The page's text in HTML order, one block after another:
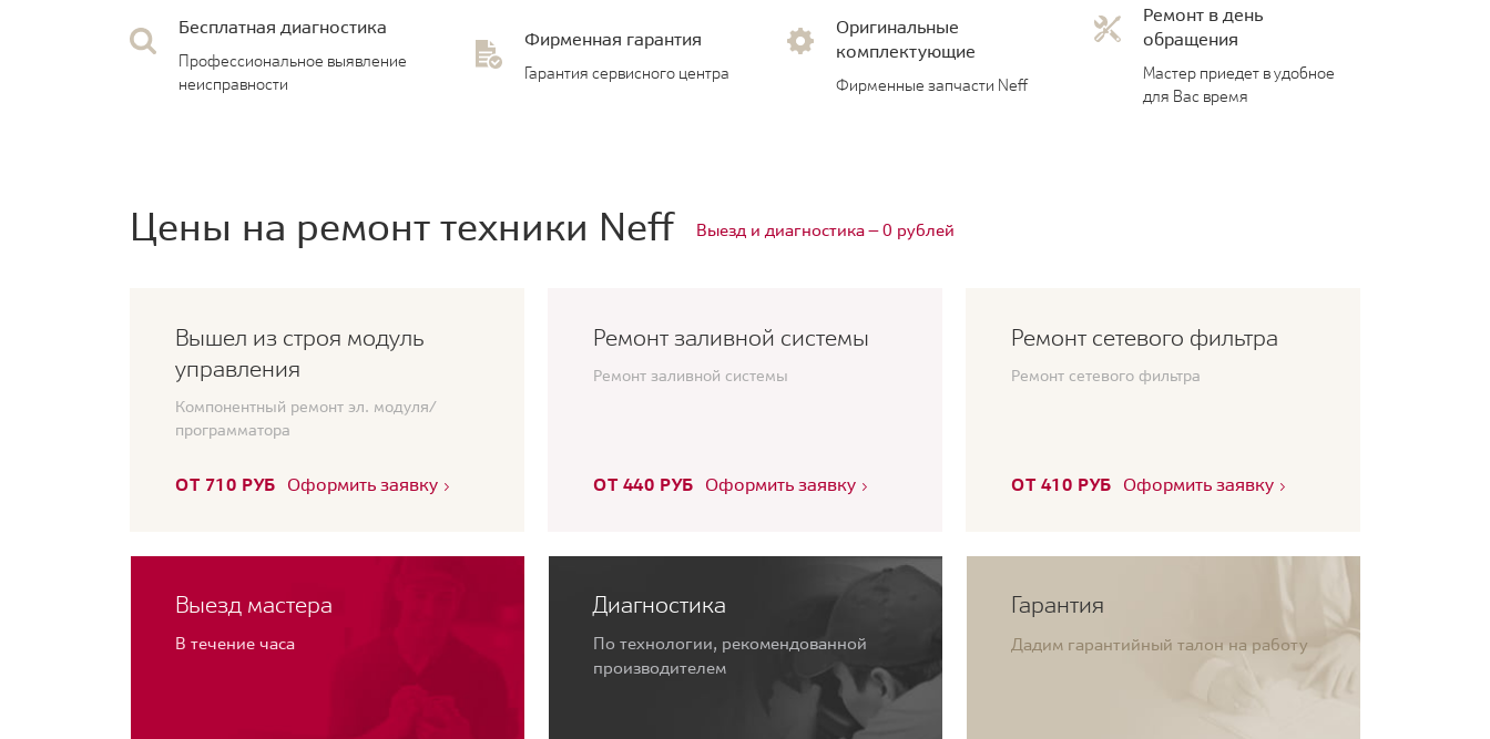
Бесплатная диагностика
Профессиональное выявление
неисправности
Фирменная гарантия
Гарантия сервисного центра
Оригинальные
комплектующие
Фирменные запчасти Neff
Ремонт в день
обращения
Мастер приедет в удобное
для Вас время
Цены на ремонт техники Neff Выезд и диагностика — 0 рублей
Вышел из строя модуль
управления
Компонентный ремонт эл. модуля/
программатора
ОТ 710 РУБ Оформить заявку
Ремонт заливной системы
Ремонт заливной системы
ОТ 440 РУБ Оформить заявку
Ремонт сетевого фильтра
Ремонт сетевого фильтра
ОТ 410 РУБ Оформить заявку
Выезд мастера
В течение часа
Диагностика
По технологии, рекомендованной
производителем
Гарантия
Дадим гарантийный талон на работу